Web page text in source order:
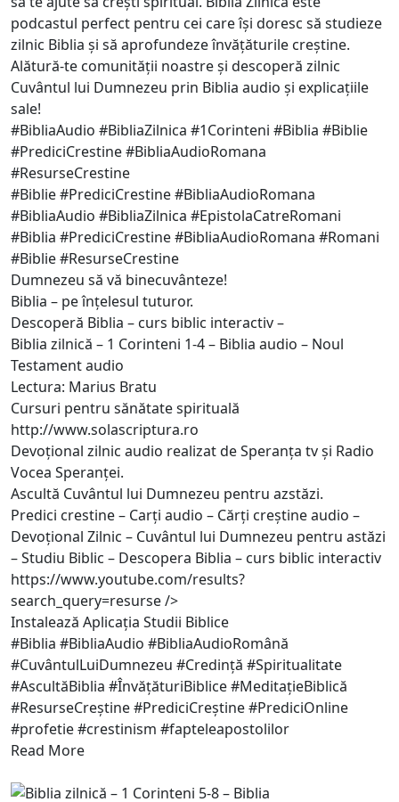
podcastul perfect pentru cei care își doresc să studieze
zilnic Biblia și să aprofundeze învățăturile creștine.
Alătură-te comunității noastre și descoperă zilnic
Cuvântul lui Dumnezeu prin Biblia audio și explicațiile
sale!
#BibliaAudio #BibliaZilnica #1Corinteni #Biblia #Biblie
#PrediciCrestine #BibliaAudioRomana
#ResurseCrestine
#Biblie #PrediciCrestine #BibliaAudioRomana
#BibliaAudio #BibliaZilnica #EpistolaCatreRomani
#Biblia #PrediciCrestine #BibliaAudioRomana #Romani
#Biblie #ResurseCrestine
Dumnezeu să vă binecuvânteze!
Biblia – pe înțelesul tuturor.
Descoperă Biblia – curs biblic interactiv –
Biblia zilnică – 1 Corinteni 1-4 – Biblia audio – Noul
Testament audio
Lectura: Marius Bratu
Cursuri pentru sănătate spirituală
http://www.solascriptura.ro
Devoțional zilnic audio realizat de Speranța tv și Radio
Vocea Speranței.
Ascultă Cuvântul lui Dumnezeu pentru azstăzi.
Predici crestine – Carți audio – Cărți creștine audio –
Devoțional Zilnic – Cuvântul lui Dumnezeu pentru astăzi
– Studiu Biblic – Descopera Biblia – curs biblic interactiv
https://www.youtube.com/results?
search_query=resurse/>
Instalează Aplicația Studii Biblice
#Biblia #BibliaAudio #BibliaAudioRomână
#CuvântulLuiDumnezeu #Credință #Spiritualitate
#AscultăBiblia #ÎnvățăturiBiblice #MeditațieBiblică
#ResurseCreștine #PrediciCreștine #PrediciOnline
#profetie #crestinism #fapteleapostolilor
Read More